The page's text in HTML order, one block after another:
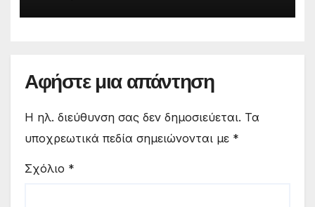
Αφήστε μια απάντηση
Η ηλ. διεύθυνση σας δεν δημοσιεύεται. Τα
υποχρεωτικά πεδία σημειώνονται με *
Σχόλιο *